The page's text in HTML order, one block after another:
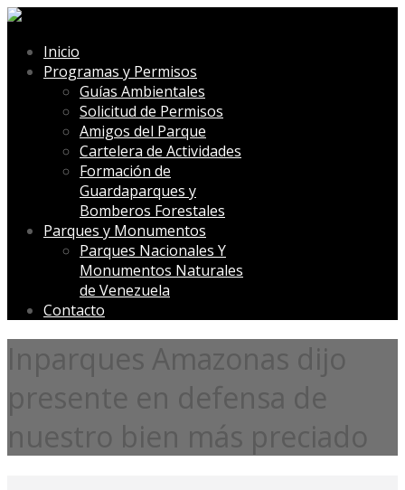
Inicio
Programas y Permisos
Guías Ambientales
Solicitud de Permisos
Amigos del Parque
Cartelera de Actividades
Formación de
Guardaparques y
Bomberos Forestales
Parques y Monumentos
Parques Nacionales Y
Monumentos Naturales
de Venezuela
Contacto
Inparques Amazonas dijo
presente en defensa de
nuestro bien más preciado